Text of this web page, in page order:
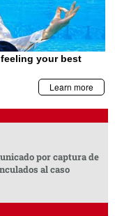
por captura de
al caso